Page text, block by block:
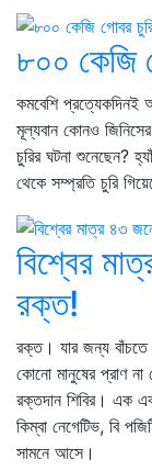
৮০০ কেজি
কমবেশি প্রত্যেকদিনই
মূল্যবান কোনও
চুরির ঘটনা শুনেছেন?
থেকে সম্প্রতি চুরি
বিশ্বের
রক্ত!
রক্ত। যার জন্য
কোনো মানুষের প্রাণ
রক্তদান শিবির। এক
কিম্বা নেগেটিভ, বি
সামনে আসে।